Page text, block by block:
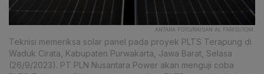
ANTARA FOTO/RAISAN AL FARISI/TOM.
Teknisi memeriksa solar panel pada proyek PLTS Terapung di
Waduk Cirata, Kabupaten Purwakarta, Jawa Barat, Selasa
(26/9/2023). PT PLN Nusantara Power akan menguji coba